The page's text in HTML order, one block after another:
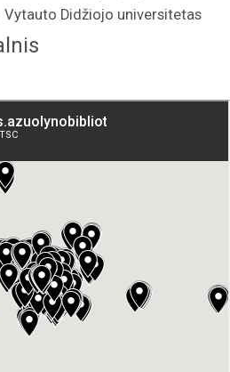
Vytauto Didžiojo universitetas